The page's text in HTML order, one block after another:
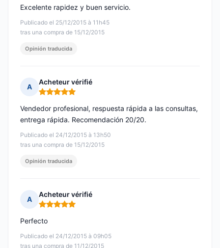
Publicado el 25/12/2015 à 11h45
tras una compra de 15/12/2015
Excelente rapidez y buen servicio.
Opinión traducida
A
Acheteur vérifié
Nota: 5 de 5
Publicado el 24/12/2015 à 13h50
tras una compra de 15/12/2015
Vendedor profesional, respuesta rápida a las consultas,
entrega rápida. Recomendación 20/20.
Opinión traducida
A
Acheteur vérifié
Nota: 5 de 5
Publicado el 24/12/2015 à 09h05
tras una compra de 11/12/2015
Perfecto